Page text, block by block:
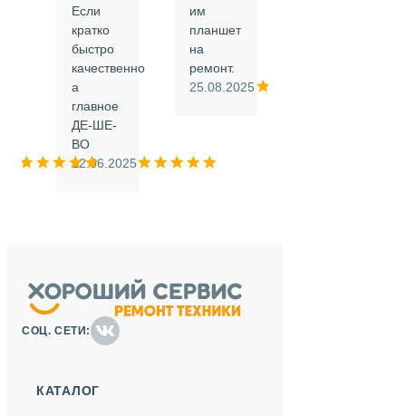
Если
кратко
быстро
качественно
а
главное
ДЕ-ШЕ-
ВО
12.06.2025
им
планшет
на
ремонт.
25.08.2025
СОЦ. СЕТИ:
КАТАЛОГ